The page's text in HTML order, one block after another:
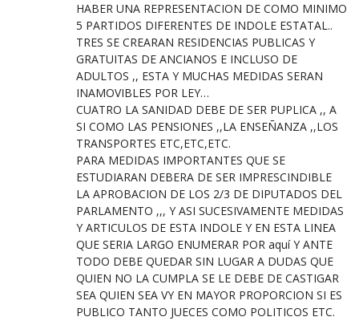
HABER UNA REPRESENTACION DE COMO MINIMO
5 PARTIDOS DIFERENTES DE INDOLE ESTATAL..
TRES SE CREARAN RESIDENCIAS PUBLICAS Y
GRATUITAS DE ANCIANOS E INCLUSO DE
ADULTOS ,, ESTA Y MUCHAS MEDIDAS SERAN
INAMOVIBLES POR LEY…
CUATRO LA SANIDAD DEBE DE SER PUPLICA ,, A
SI COMO LAS PENSIONES ,,LA ENSEÑANZA ,,LOS
TRANSPORTES ETC,ETC,ETC.
PARA MEDIDAS IMPORTANTES QUE SE
ESTUDIARAN DEBERA DE SER IMPRESCINDIBLE
LA APROBACION DE LOS 2/3 DE DIPUTADOS DEL
PARLAMENTO ,,, Y ASI SUCESIVAMENTE MEDIDAS
Y ARTICULOS DE ESTA INDOLE Y EN ESTA LINEA
QUE SERIA LARGO ENUMERAR POR aquí Y ANTE
TODO DEBE QUEDAR SIN LUGAR A DUDAS QUE
QUIEN NO LA CUMPLA SE LE DEBE DE CASTIGAR
SEA QUIEN SEA VY EN MAYOR PROPORCION SI ES
PUBLICO TANTO JUECES COMO POLITICOS ETC.